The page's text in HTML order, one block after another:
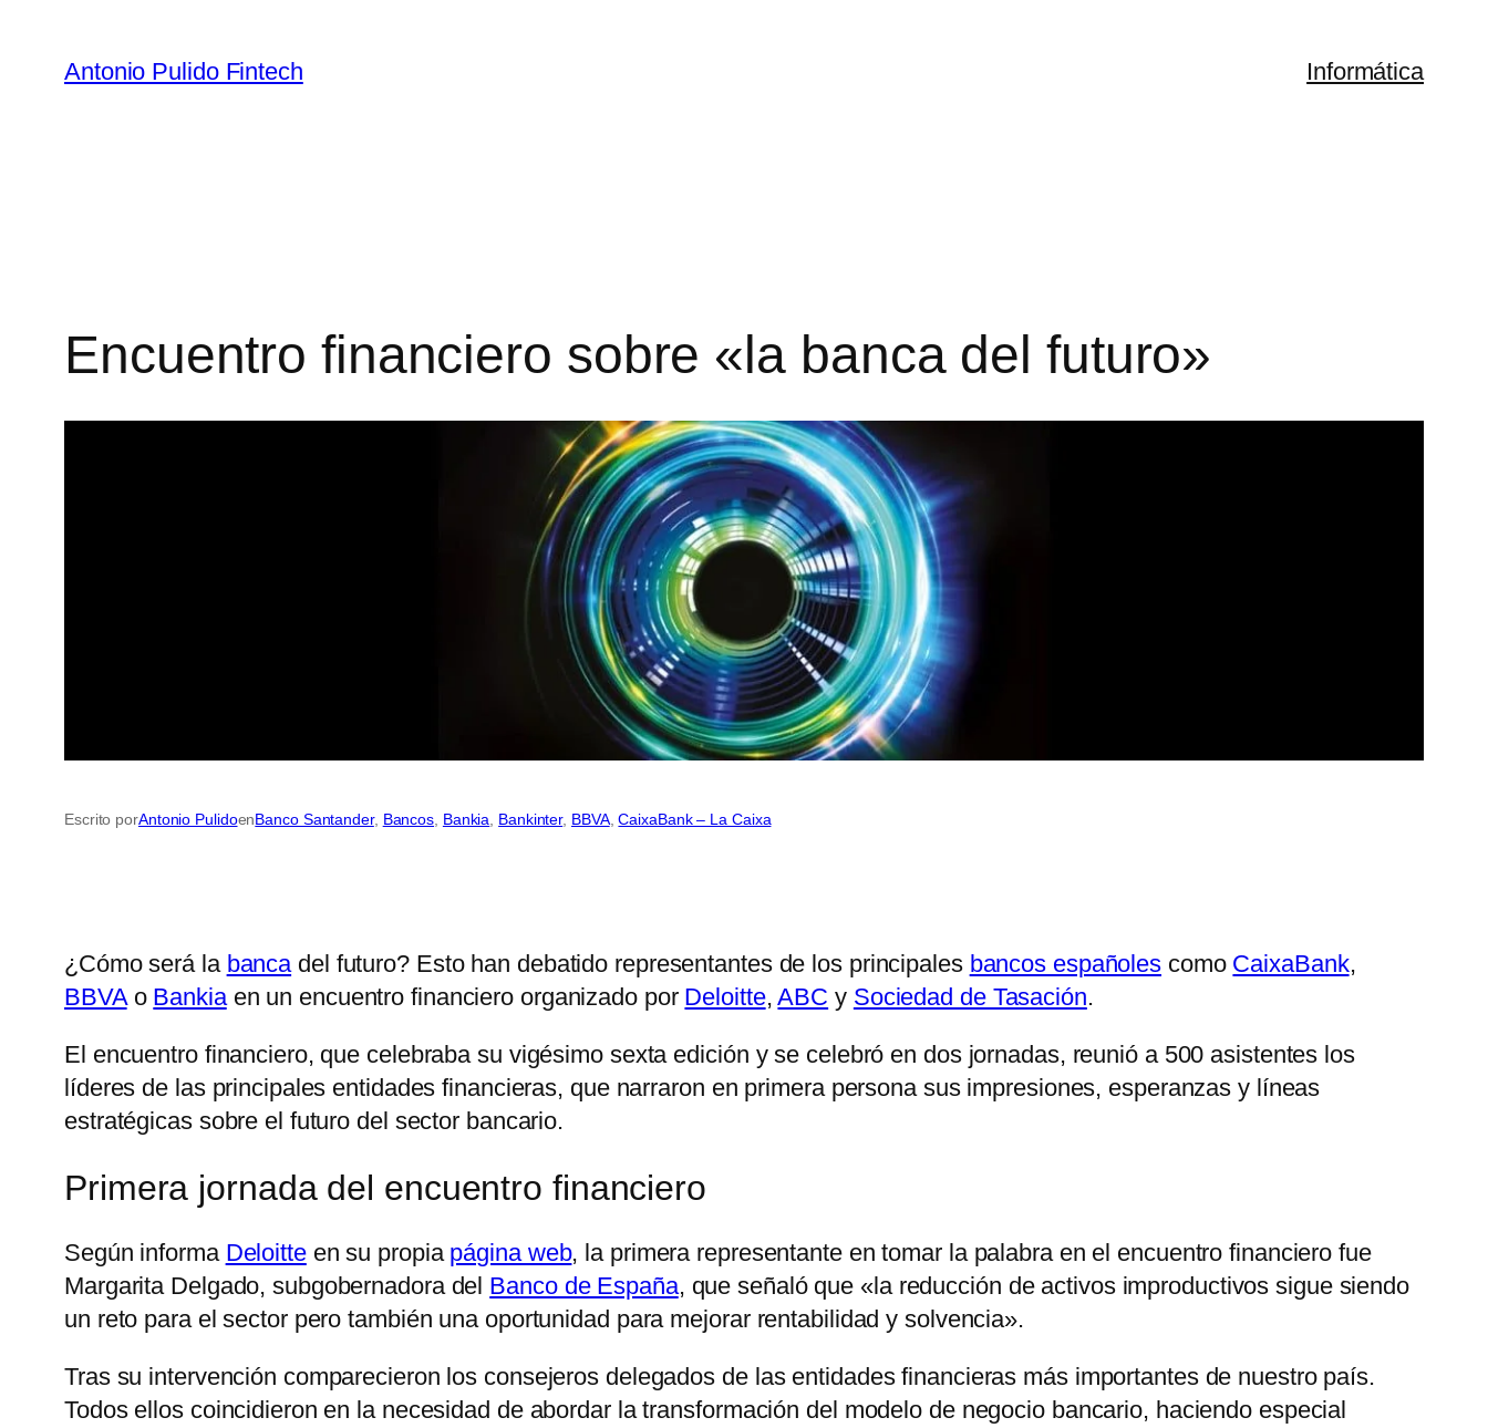
Antonio Pulido Fintech Informática
Encuentro financiero sobre «la banca del futuro»
Escrito porAntonio PulidoenBanco Santander, Bancos, Bankia, Bankinter, BBVA, CaixaBank – La Caixa
¿Cómo será la bancadel futuro? Esto han debatido representantes de los principales bancos españoles como CaixaBank,
BBVAo Bankiaen un encuentro financiero organizado por Deloitte,ABC y Sociedad de Tasación.
El encuentro financiero, que celebraba su vigésimo sexta edición y se celebró en dos jornadas, reunió a 500 asistentes los
líderes de las principales entidades financieras, que narraron en primera persona sus impresiones, esperanzas y líneas
estratégicas sobre el futuro del sector bancario.
Primera jornada del encuentro financiero
Según informa Deloitteen su propia página web, la primera representante en tomar la palabra en el encuentro financiero fue
Margarita Delgado, subgobernadora del Banco de España, que señaló que «la reducción de activos improductivos sigue siendo
un reto para el sector pero también una oportunidad para mejorar rentabilidad y solvencia».
Tras su intervención comparecieron los consejeros delegados de las entidades financieras más importantes de nuestro país.
Todos ellos coincidieron en la necesidad de abordar la transformación del modelo de negocio bancario, haciendo especial